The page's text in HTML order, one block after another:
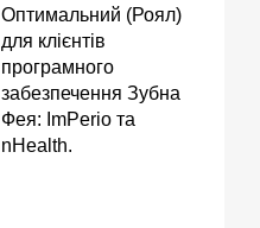
Оптимальний (Роял)
для клієнтів
програмного
забезпечення Зубна
Фея: ImPerio та
nHealth.